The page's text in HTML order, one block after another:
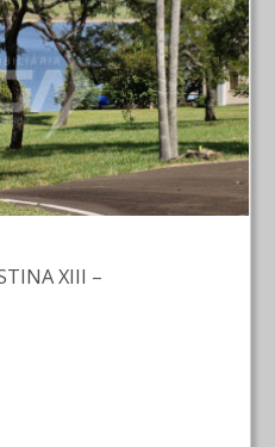
XIII –